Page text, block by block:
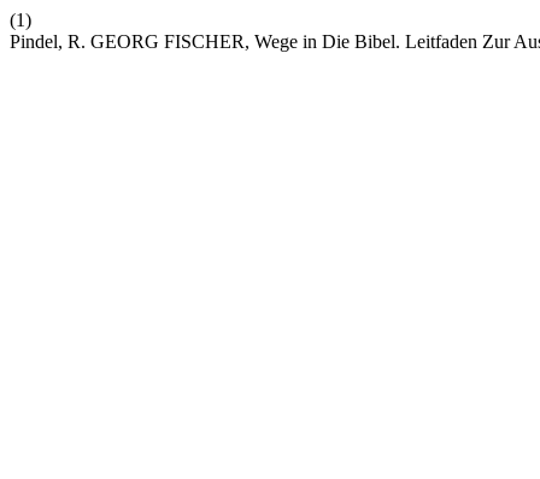
(1)
Pindel, R. GEORG FISCHER, Wege in Die Bibel. Leitfaden Zur